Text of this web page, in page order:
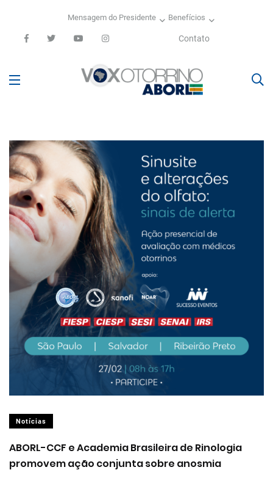
Mensagem do Presidente Benefícios
Contato
Notícias
ABORL-CCF e Academia Brasileira de Rinologia
promovem ação conjunta sobre anosmia